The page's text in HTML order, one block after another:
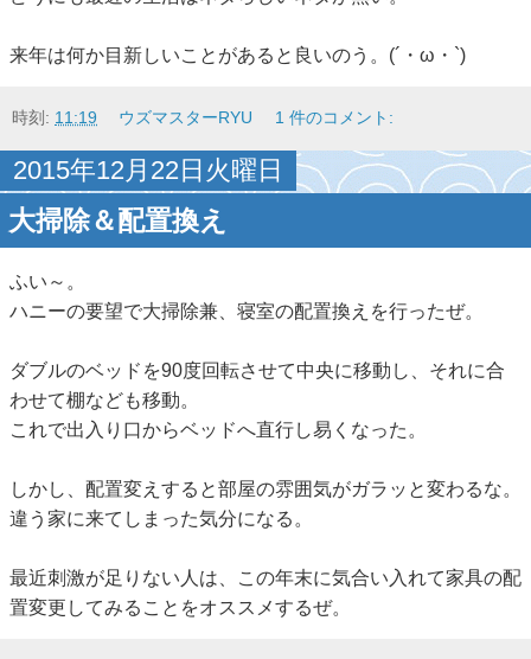
来年は何か目新しいことがあると良いのう。(´・ω・`)
時刻: 11:19 ウズマスターRYU 1 件のコメント:
2015年12月22日火曜日
大掃除＆配置換え
ふい～。
ハニーの要望で大掃除兼、寝室の配置換えを行ったぜ。
ダブルのベッドを90度回転させて中央に移動し、それに合
わせて棚なども移動。
これで出入り口からベッドへ直行し易くなった。
しかし、配置変えすると部屋の雰囲気がガラッと変わるな。
違う家に来てしまった気分になる。
最近刺激が足りない人は、この年末に気合い入れて家具の配
置変更してみることをオススメするぜ。